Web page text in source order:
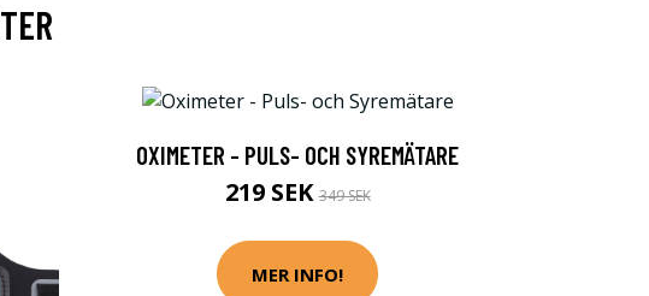
OXIMETER - PULS- OCH SYREMÄTARE
219 SEK349 SEK
MER INFO!